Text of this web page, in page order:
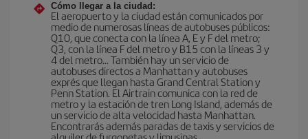
Cómo llegar a la ciudad:
El aeropuerto y la ciudad están comunicados por
medio de numerosas líneas de autobuses públicos:
Q10, que conecta con la línea A, E y F del metro;
Q3, con la línea F del metro y B15 con la líneas 3 y
4 del metro… También hay un servicio de
autobuses directos a Manhattan y autobuses
exprés que llegan hasta Grand Central Station y
Penn Station. El Airtrain comunica con la red de
metro y la estación de tren Long Island, además de
un servicio de alta velocidad hasta Manhattan.
Encontrarás además paradas de taxis y servicios de